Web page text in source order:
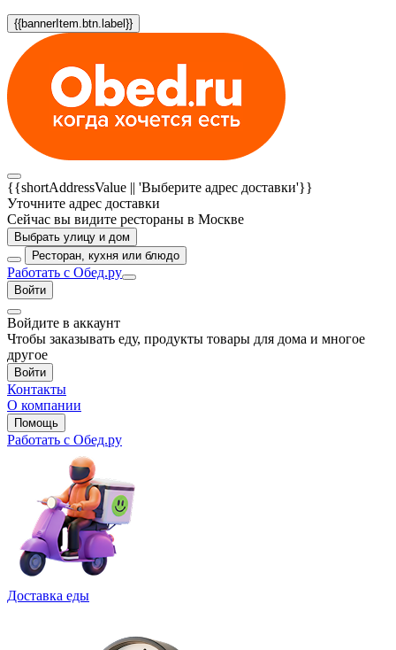
{{bannerItem.btn.label}}
{{shortAddressValue || 'Выберите адрес доставки'}}
Уточните адрес доставки
Сейчас вы видите рестораны в Москве
Выбрать улицу и дом
Ресторан, кухня или блюдо
Работать с Обед.ру
Войти
Войдите в аккаунт
Чтобы заказывать еду, продукты товары для дома и многое
другое
Войти
Контакты
О компании
Помощь
Работать с Обед.ру
Доставка еды